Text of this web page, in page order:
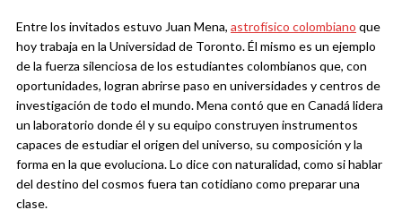
Entre los invitados estuvo Juan Mena, astrofísico colombiano que
hoy trabaja en la Universidad de Toronto. Él mismo es un ejemplo
de la fuerza silenciosa de los estudiantes colombianos que, con
oportunidades, logran abrirse paso en universidades y centros de
investigación de todo el mundo. Mena contó que en Canadá lidera
un laboratorio donde él y su equipo construyen instrumentos
capaces de estudiar el origen del universo, su composición y la
forma en la que evoluciona. Lo dice con naturalidad, como si hablar
del destino del cosmos fuera tan cotidiano como preparar una
clase.